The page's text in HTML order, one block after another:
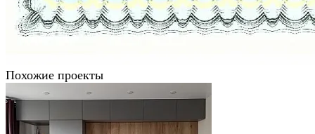
Похожие проекты